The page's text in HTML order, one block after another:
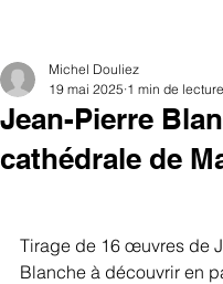
Jean-Pierre
cathédrale de
Michel Douliez
19 mai 2025 1 min de lecture
Tirage de 16 œuvres de
Blanche à découvrir en